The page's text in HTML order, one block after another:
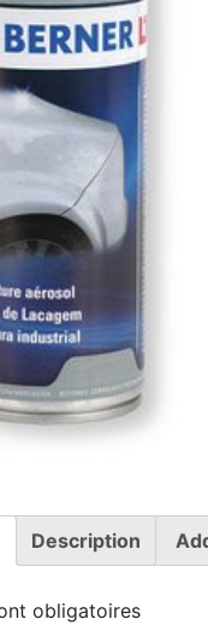
Description
obligatoires